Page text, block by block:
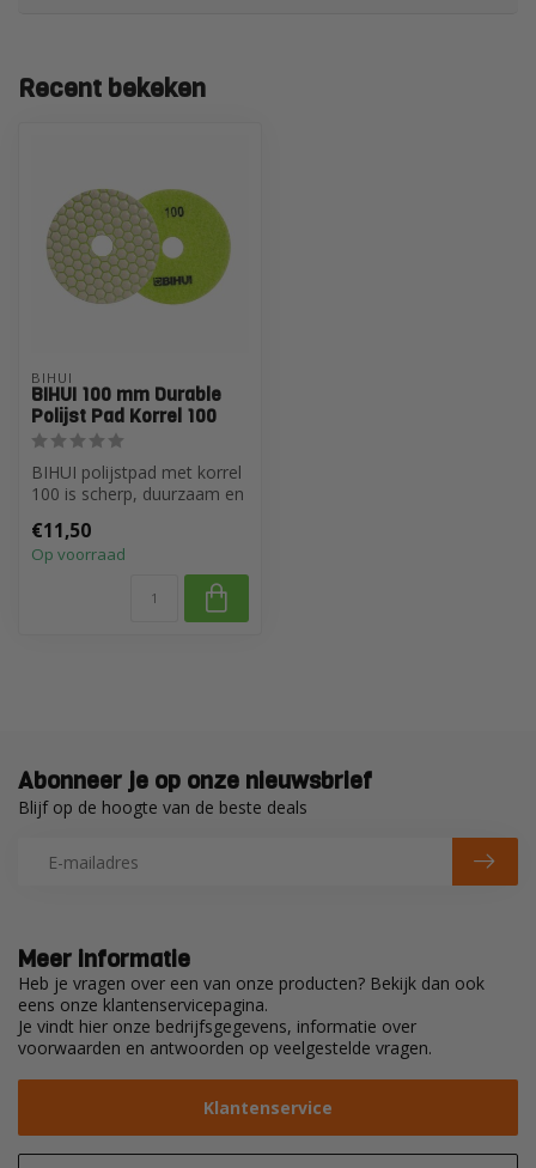
Recent bekeken
BIHUI
BIHUI 100 mm Durable
Polijst Pad Korrel 100
BIHUI polijstpad met korrel
100 is scherp, duurzaam en
€11,50
Op voorraad
Meer informatie
Heb je vragen over een van onze producten? Bekijk dan ook
eens onze klantenservicepagina.
Je vindt hier onze bedrijfsgegevens, informatie over
voorwaarden en antwoorden op veelgestelde vragen.
Klantenservice
Abonneer je op onze nieuwsbrief
Blijf op de hoogte van de beste deals